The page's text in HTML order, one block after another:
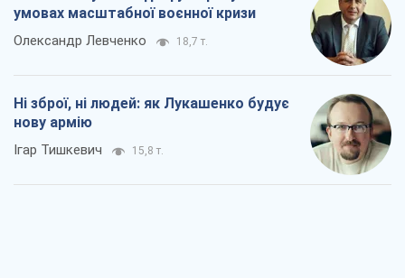
умовах масштабної воєнної кризи
Олександр Левченко 18,7 т.
Ні зброї, ні людей: як Лукашенко будує
нову армію
Ігар Тишкевич 15,8 т.